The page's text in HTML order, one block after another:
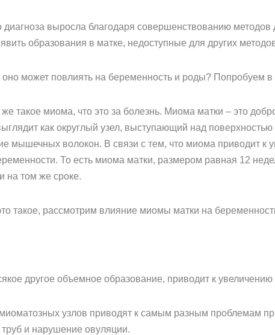
диагноза выросла благодаря совершенствованию методов
образования в матке, недоступные для других
может повлиять на беременность и роды? Попробуем в
такое миома, что это за болезнь. Миома матки – это
как округлый узел, выступающий над
мышечных волокон. В связи с тем, что миома приводит к
То есть миома матки, размером равная 12
на том же сроке.
такое, рассмотрим влияние миомы матки на
другое объемное образование, приводит к
узлов приводят к самым разным проблемам
и нарушение овуляции.